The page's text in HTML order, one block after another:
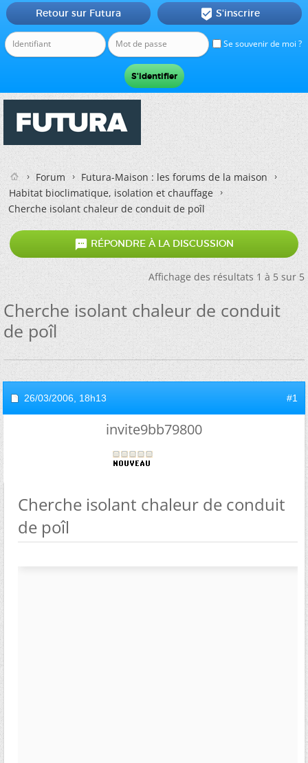
Se souvenir de moi ?
Retour sur Futura  S'inscrire
Forum
Futura-Maison : les forums de la maison
Habitat bioclimatique, isolation et chauffage
Cherche isolant chaleur de conduit de poîl
 RÉPONDRE À LA DISCUSSION
Affichage des résultats 1 à 5 sur 5
Cherche isolant chaleur de conduit
de poîl
26/03/2006, 18h13 #1
invite9bb79800
Cherche isolant chaleur de conduit
de poîl